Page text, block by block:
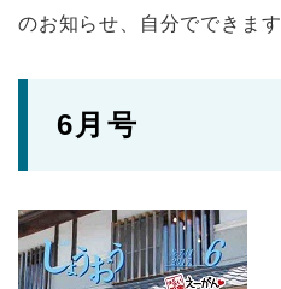
のお知らせ、自分でできま
6月号